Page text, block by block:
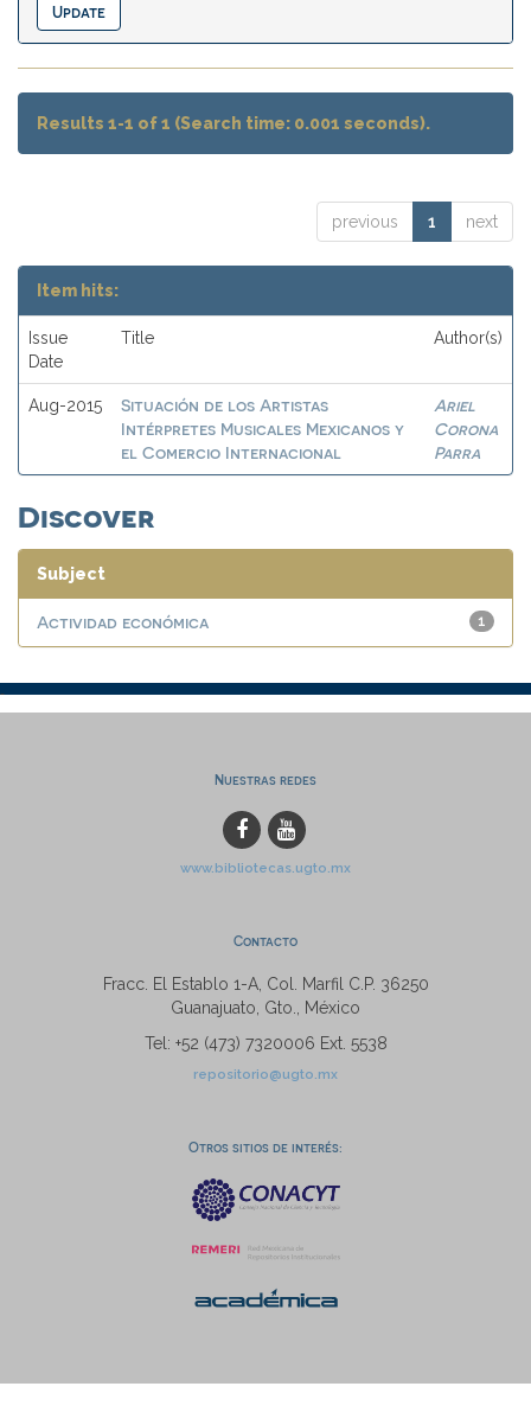
Results 1-1 of 1 (Search time: 0.001 seconds).
previous 1 next
Item hits:
Issue
Date
Title Author(s)
Aug-2015
Situación de los Artistas
Intérpretes Musicales Mexicanos y
el Comercio Internacional
Ariel
Corona
Parra
Discover
Subject
1
Actividad económica
Nuestras redes
www.bibliotecas.ugto.mx
Contacto
Fracc. El Establo 1-A, Col. Marfil C.P. 36250
Guanajuato, Gto., México
Tel: +52 (473) 7320006 Ext. 5538
repositorio@ugto.mx
Otros sitios de interés: